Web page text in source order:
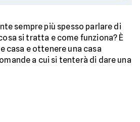
sempre più spesso parlare di
si tratta e come funziona? È
casa e ottenere una casa
a cui si tenterà di dare una